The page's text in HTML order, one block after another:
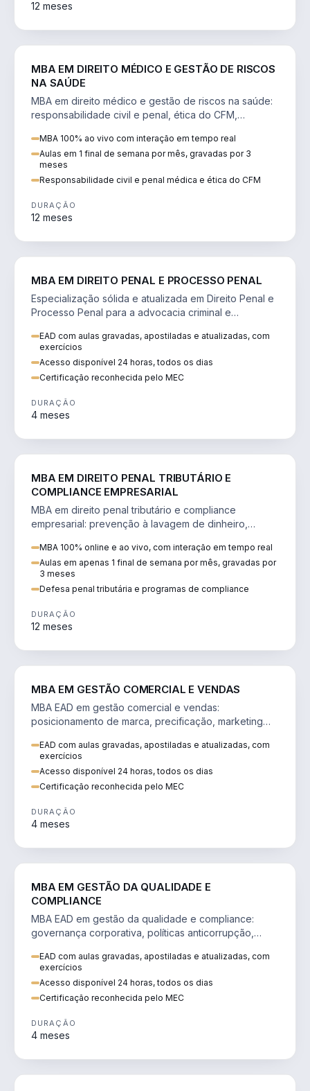
12 meses
MBA EM DIREITO MÉDICO E GESTÃO DE RISCOS
NA SAÚDE
MBA em direito médico e gestão de riscos na saúde:
responsabilidade civil e penal, ética do CFM,
MBA 100% ao vivo com interação em tempo real
Aulas em 1 final de semana por mês, gravadas por 3
meses
Responsabilidade civil e penal médica e ética do CFM
DURAÇÃO
12 meses
MBA EM DIREITO PENAL E PROCESSO PENAL
Especialização sólida e atualizada em Direito Penal e
Processo Penal para a advocacia criminal e
EAD com aulas gravadas, apostiladas e atualizadas, com
exercícios
Acesso disponível 24 horas, todos os dias
Certificação reconhecida pelo MEC
DURAÇÃO
4 meses
MBA EM DIREITO PENAL TRIBUTÁRIO E
COMPLIANCE EMPRESARIAL
MBA em direito penal tributário e compliance
empresarial: prevenção à lavagem de dinheiro,
MBA 100% online e ao vivo, com interação em tempo real
Aulas em apenas 1 final de semana por mês, gravadas por
3 meses
Defesa penal tributária e programas de compliance
DURAÇÃO
12 meses
MBA EM GESTÃO COMERCIAL E VENDAS
MBA EAD em gestão comercial e vendas:
posicionamento de marca, precificação, marketing
EAD com aulas gravadas, apostiladas e atualizadas, com
exercícios
Acesso disponível 24 horas, todos os dias
Certificação reconhecida pelo MEC
DURAÇÃO
4 meses
MBA EM GESTÃO DA QUALIDADE E
COMPLIANCE
MBA EAD em gestão da qualidade e compliance:
governança corporativa, políticas anticorrupção,
EAD com aulas gravadas, apostiladas e atualizadas, com
exercícios
Acesso disponível 24 horas, todos os dias
Certificação reconhecida pelo MEC
DURAÇÃO
4 meses